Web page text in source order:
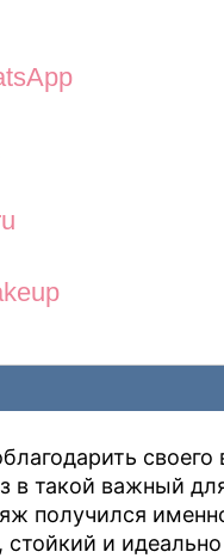
в такой важный
получился
и идеально